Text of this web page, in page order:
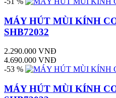
MÁY HÚT MÙI KÍNH
SHB72032
2.290.000 VNĐ
4.690.000 VNĐ
-53 %
MÁY HÚT MÙI KÍNH